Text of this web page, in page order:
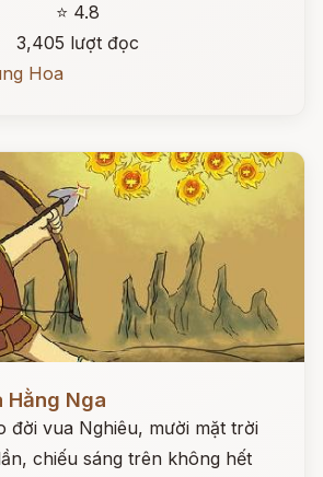
⭐ 4.8
3,405 lượt đọc
Hoa
Hằng Nga
đời vua Nghiêu, mười mặt trời
chiếu sáng trên không hết